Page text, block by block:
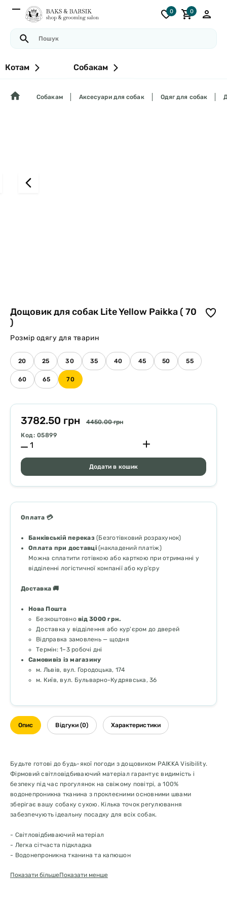
0 0
Котам Собакам
Собакам Аксесуари для собак Одяг для собак
Дощовик для собак Lite Yellow Paikka ( 70
)
Розмір одягу для тварин
20 25 30 35 40 45 50 55
60 65 70
3782.50 грн
4450.00 грн
Код: 05899
Додати в кошик
Оплата 💳
Банківській переказ(Безготівковий розрахунок)
Оплата при доставці(накладений платіж)
Можна сплатити готівкою або карткою при отриманні у
відділенні логістичної компанії або кур’єру
Доставка 🚚
Нова Пошта
Безкоштовно від 3000 грн.
Доставка у відділення або кур'єром до дверей
Відправка замовлень — щодня
Термін: 1–3 робочі дні
Самовивіз із магазину
м. Львів, вул. Городоцька, 174
м. Київ, вул. Бульварно-Кудрявська, 36
Опис Відгуки (0) Характеристики
Будьте готові до будь-якої погоди з дощовиком PAIKKA Visibility.
Фірмовий світловідбиваючий матеріал гарантує видимість і
безпеку під час прогулянок на свіжому повітрі, а 100%
водонепроникна тканина з проклеєними основними швами
зберігає вашу собаку сухою. Кілька точок регулювання
забезпечують ідеальну посадку для всіх собак.
- Світловідбиваючий матеріал
- Легка сітчаста підкладка
- Водонепроникна тканина та капюшон
- Регульований виріз горловини, капюшон, талія, довжина спини
Показати більшеПоказати менше